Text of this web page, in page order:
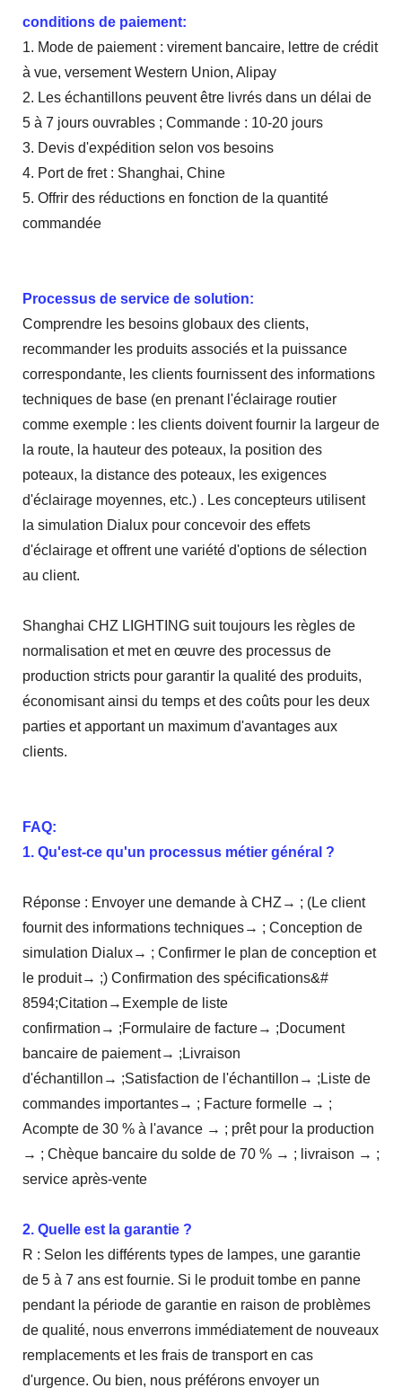
conditions de paiement:
1. Mode de paiement : virement bancaire, lettre de crédit
à vue, versement Western Union, Alipay
2. Les échantillons peuvent être livrés dans un délai de
5 à 7 jours ouvrables ; Commande : 10-20 jours
3. Devis d'expédition selon vos besoins
4. Port de fret : Shanghai, Chine
5. Offrir des réductions en fonction de la quantité
commandée
Processus de service de solution:
Comprendre les besoins globaux des clients,
recommander les produits associés et la puissance
correspondante, les clients fournissent des informations
techniques de base (en prenant l'éclairage routier
comme exemple : les clients doivent fournir la largeur de
la route, la hauteur des poteaux, la position des
poteaux, la distance des poteaux, les exigences
d'éclairage moyennes, etc.) . Les concepteurs utilisent
la simulation Dialux pour concevoir des effets
d'éclairage et offrent une variété d'options de sélection
au client.
Shanghai CHZ LIGHTING suit toujours les règles de
normalisation et met en œuvre des processus de
production stricts pour garantir la qualité des produits,
économisant ainsi du temps et des coûts pour les deux
parties et apportant un maximum d'avantages aux
clients.
FAQ:
1. Qu'est-ce qu'un processus métier général ?
Réponse : Envoyer une demande à CHZ→ ; (Le client
fournit des informations techniques→ ; Conception de
simulation Dialux→ ; Confirmer le plan de conception et
le produit→ ;) Confirmation des spécifications&#
8594;Citation→Exemple de liste
confirmation→ ;Formulaire de facture→ ;Document
bancaire de paiement→ ;Livraison
d'échantillon→ ;Satisfaction de l'échantillon→ ;Liste de
commandes importantes→ ; Facture formelle → ;
Acompte de 30 % à l'avance → ; prêt pour la production
→ ; Chèque bancaire du solde de 70 % → ; livraison → ;
service après-vente
2. Quelle est la garantie ?
R : Selon les différents types de lampes, une garantie
de 5 à 7 ans est fournie. Si le produit tombe en panne
pendant la période de garantie en raison de problèmes
de qualité, nous enverrons immédiatement de nouveaux
remplacements et les frais de transport en cas
d'urgence. Ou bien, nous préférons envoyer un